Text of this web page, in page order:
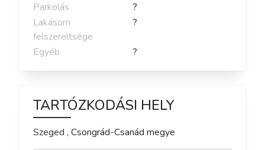
Parkolás
?
Lakásom
felszereltsége
?
Egyéb ?
TARTÓZKODÁSI HELY
Szeged , Csongrád-Csanád megye